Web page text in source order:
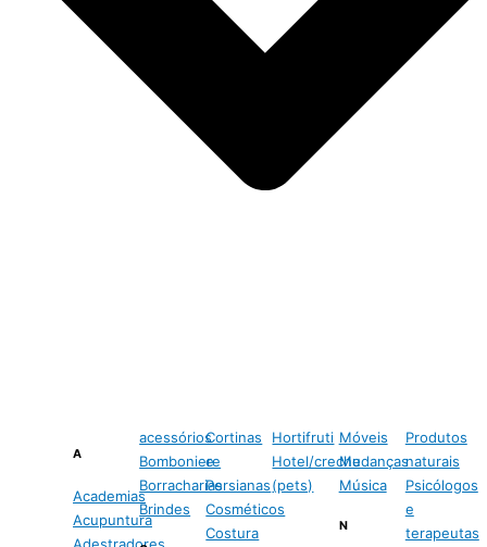
A
Academias
Acupuntura
acessórios
Bomboniere
Borracharias
Brindes
Cortinas
e
Persianas
Cosméticos
Costura
Hortifruti
Hotel/creche
(pets)
Móveis
Mudanças
Música
N
Produtos
naturais
Psicólogos
e
terapeutas